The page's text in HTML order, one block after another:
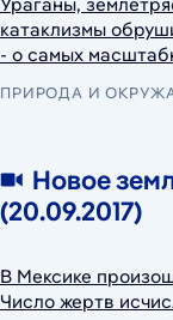
катаклизмы
- о самых
ПРИРОДА И
Новое
(20.09.2017)
В Мексике
Число жертв